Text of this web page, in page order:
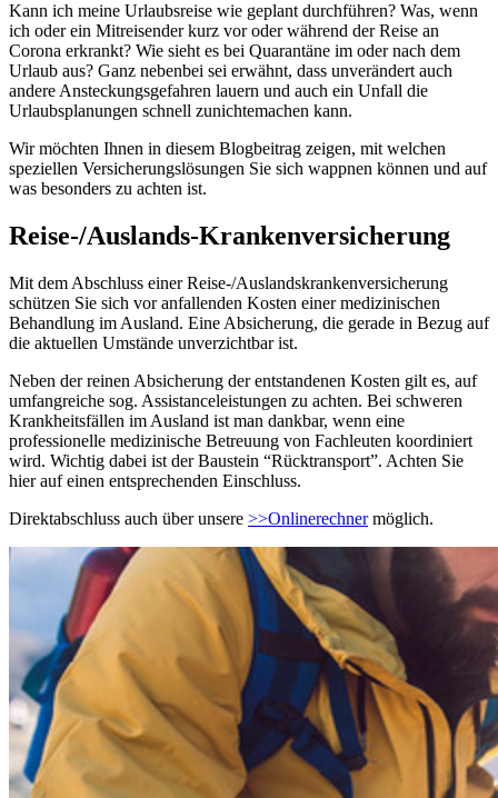
Kann ich meine Urlaubsreise wie geplant durchführen? Was, wenn
ich oder ein Mitreisender kurz vor oder während der Reise an
Corona erkrankt? Wie sieht es bei Quarantäne im oder nach dem
Urlaub aus? Ganz nebenbei sei erwähnt, dass unverändert auch
andere Ansteckungsgefahren lauern und auch ein Unfall die
Urlaubsplanungen schnell zunichtemachen kann.
Wir möchten Ihnen in diesem Blogbeitrag zeigen, mit welchen
speziellen Versicherungslösungen Sie sich wappnen können und auf
was besonders zu achten ist.
Reise-/Auslands-Krankenversicherung
Mit dem Abschluss einer Reise-/Auslandskrankenversicherung
schützen Sie sich vor anfallenden Kosten einer medizinischen
Behandlung im Ausland. Eine Absicherung, die gerade in Bezug auf
die aktuellen Umstände unverzichtbar ist.
Neben der reinen Absicherung der entstandenen Kosten gilt es, auf
umfangreiche sog. Assistanceleistungen zu achten. Bei schweren
Krankheitsfällen im Ausland ist man dankbar, wenn eine
professionelle medizinische Betreuung von Fachleuten koordiniert
wird. Wichtig dabei ist der Baustein “Rücktransport”. Achten Sie
hier auf einen entsprechenden Einschluss.
Direktabschluss auch über unsere >>Onlinerechnermöglich.